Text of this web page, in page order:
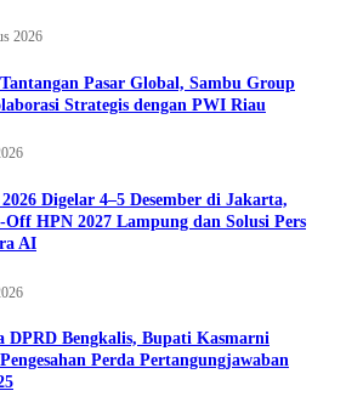
2026
Pasar Global, Sambu Group
Strategis dengan PWI Riau
Digelar 4–5 Desember di Jakarta,
HPN 2027 Lampung dan Solusi Pers
AI
DPRD Bengkalis, Bupati Kasmarni
Perda Pertangungjawaban